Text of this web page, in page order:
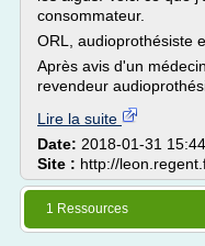
consommateur.
ORL, audioprothésiste
Après avis d'un
revendeur
Lire la suite
Date: 2018-01-31
Site : http://
1 Ressources